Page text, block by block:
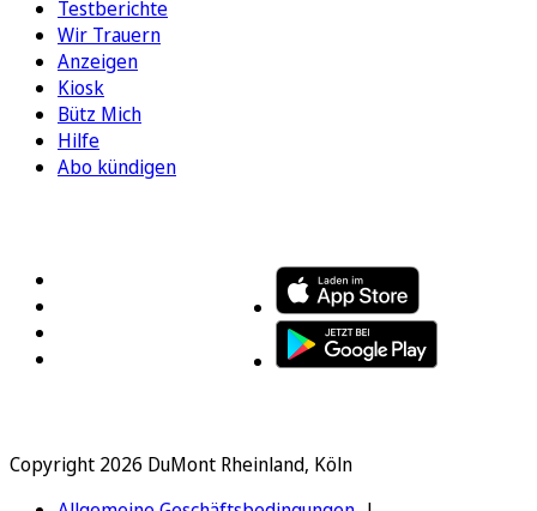
Testberichte
Wir Trauern
Anzeigen
Kiosk
Bütz Mich
Hilfe
Abo kündigen
Copyright 2026 DuMont Rheinland, Köln